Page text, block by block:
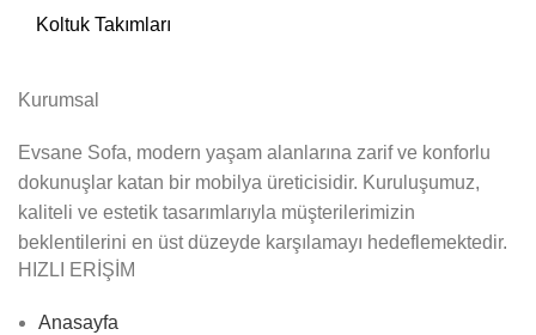
Koltuk Takımları
Kurumsal
Evsane Sofa, modern yaşam alanlarına zarif ve konforlu
dokunuşlar katan bir mobilya üreticisidir. Kuruluşumuz,
kaliteli ve estetik tasarımlarıyla müşterilerimizin
beklentilerini en üst düzeyde karşılamayı hedeflemektedir.
HIZLI ERİŞİM
Anasayfa